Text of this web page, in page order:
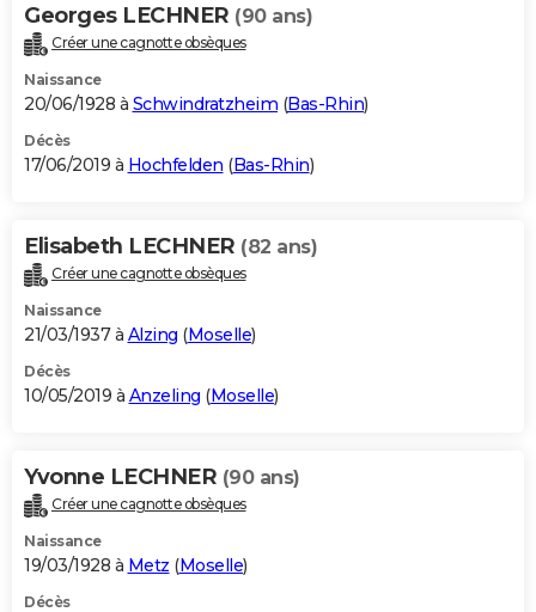
Georges LECHNER (90 ans)
Créer une cagnotte obsèques
Naissance
20/06/1928 à Schwindratzheim (Bas-Rhin)
Décès
17/06/2019 à Hochfelden (Bas-Rhin)
Elisabeth LECHNER (82 ans)
Créer une cagnotte obsèques
Naissance
21/03/1937 à Alzing (Moselle)
Décès
10/05/2019 à Anzeling (Moselle)
Yvonne LECHNER (90 ans)
Créer une cagnotte obsèques
Naissance
19/03/1928 à Metz (Moselle)
Décès